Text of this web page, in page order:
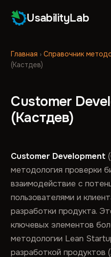
UsabilityLab
Главная ›Справочник
(Кастдев)
Customer
(Кастдев)
Customer Development
методология проверки
взаимодействие с
пользователями и
разработки продукта.
ключевых элементов
методологии Lean
разработкой продуктов